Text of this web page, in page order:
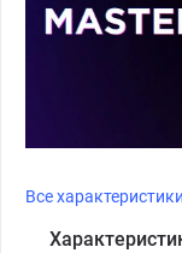
Все характеристики